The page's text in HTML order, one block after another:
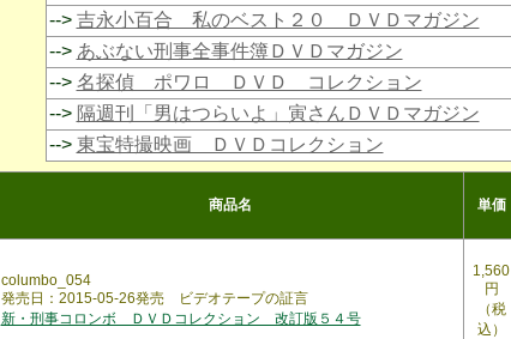
--> 吉永小百合 私のベスト２０ ＤＶＤマガジン
--> あぶない刑事全事件簿ＤＶＤマガジン
--> 名探偵 ポワロ ＤＶＤ コレクション
--> 隔週刊「男はつらいよ」寅さんＤＶＤマガジン
--> 東宝特撮映画 ＤＶＤコレクション
商品名 単価
columbo_054
発売日：2015-05-26発売 ビデオテープの証言
新・刑事コロンボ ＤＶＤコレクション 改訂版５４号
1,560
円
（税
込）